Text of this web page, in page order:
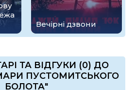
Вечірні дзвони
ТА ВІДГУКИ (0) ДО
ПУСТОМИТСЬКОГО
БОЛОТА"